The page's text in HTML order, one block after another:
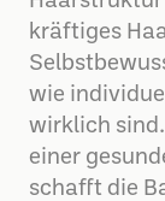
kräftiges
wie
wirklich
einer
schafft die